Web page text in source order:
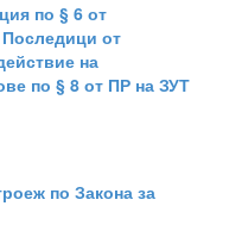
по § 6 от
от
на
по § 8 от ПР на ЗУТ
по Закона за